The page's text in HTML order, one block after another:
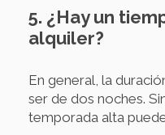
5. ¿Hay un
alquiler?
En general, la
ser de dos noches.
temporada alta